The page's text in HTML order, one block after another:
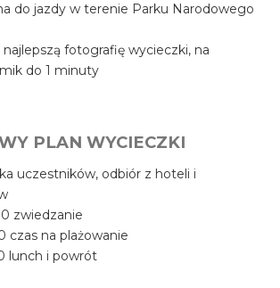
do jazdy w terenie Parku Narodowego
najlepszą fotografię wycieczki, na
do 1 minuty
PLAN WYCIECZKI
uczestników, odbiór z hoteli i
zwiedzanie
czas na plażowanie
lunch i powrót